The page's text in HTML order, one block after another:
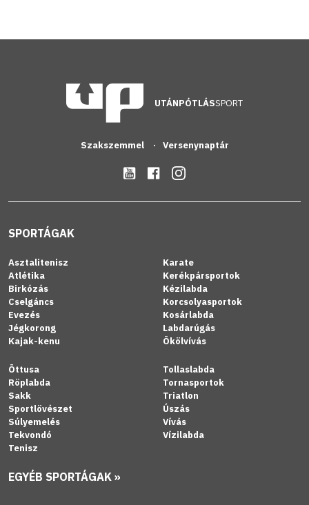
UTÁNPÓTLÁSSPORT
Szakszemmel Versenynaptár
SPORTÁGAK
Asztalitenisz
Atlétika
Birkózás
Cselgáncs
Evezés
Jégkorong
Kajak-kenu
Karate
Kerékpársportok
Kézilabda
Korcsolyasportok
Kosárlabda
Labdarúgás
Ökölvívás
Öttusa
Röplabda
Sakk
Sportlövészet
Súlyemelés
Tekvondó
Tenisz
Tollaslabda
Tornasportok
Triatlon
Úszás
Vívás
Vízilabda
EGYÉB SPORTÁGAK »